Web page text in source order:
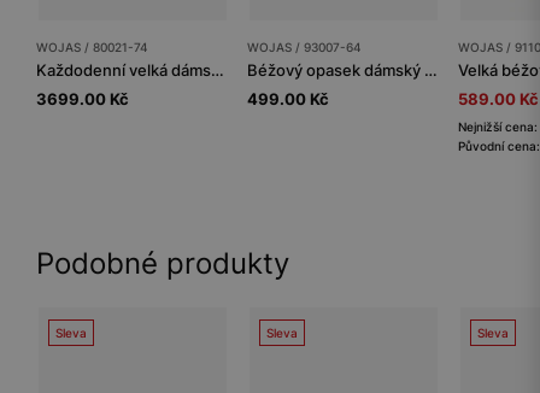
WOJAS / 80021-74
Každodenní velká dámská kabelka z béžové kůže
3699.00 Kč
WOJAS / 93007-64
Béžový opasek dámský z kvalitní velurové kůže
499.00 Kč
WOJAS /
589.00 Kč
Nejnižší
Původní
Podobné produkty
Sleva Sleva Sleva